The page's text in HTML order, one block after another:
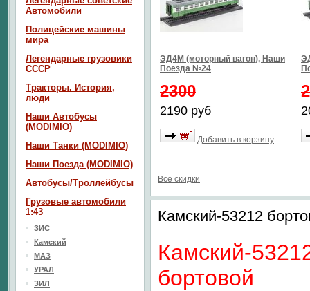
ЭД4М (моторный вагон), Наши
Поезда №24
2300
2190 руб
Добавить в корзину
Все скидки
Камский-53212
Камский-
бортовой
Автомобили
Полицейские машины
мира
Легендарные грузовики
СССР
Тракторы. История,
люди
Наши Автобусы
(MODIMIO)
Наши Танки (MODIMIO)
Наши Поезда (MODIMIO)
Автобусы/Троллейбусы
Грузовые автомобили
1:43
ЗИС
Камский
МАЗ
УРАЛ
ЗИЛ